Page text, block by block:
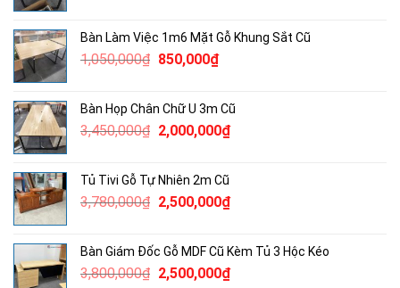
2,000,000₫.là:
Bàn Làm Việc 1m6 Mặt Gỗ Khung Sắt Cũ
1,050,000₫ Giá
1,050,000₫.
850,000₫Giá
là:
850,000₫.
Bàn Họp Chân Chữ U 3m Cũ
3,450,000₫ Giá
3,450,000₫.
2,000,000₫Giá
2,000,000₫.
Tủ Tivi Gỗ Tự Nhiên 2m Cũ
3,780,000₫ Giá
3,780,000₫.
2,500,000₫Giá
là:
2,500,000₫.
Bàn Giám Đốc Gỗ MDF Cũ Kèm Tủ 3 Hộc Kéo
3,800,000₫ Giá
2,500,000₫Giá